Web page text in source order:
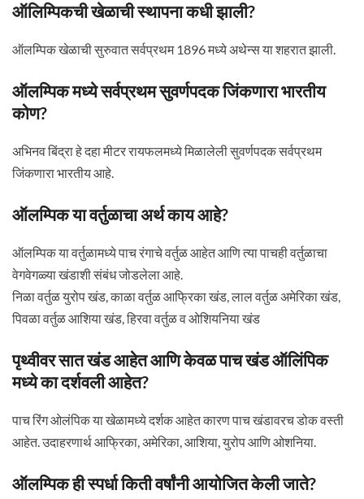
ऑलिम्पिकची खेळाची स्थापना कधी झाली?
ऑलम्पिक खेळाची सुरुवात सर्वप्रथम 1896 मध्ये अथेन्स या शहरात झाली.
ऑलम्पिक मध्ये सर्वप्रथम सुवर्णपदक जिंकणारा भारतीय
कोण?
अभिनव बिंद्रा हे दहा मीटर रायफलमध्ये मिळालेली सुवर्णपदक सर्वप्रथम
जिंकणारा भारतीय आहे.
ऑलम्पिक या वर्तुळाचा अर्थ काय आहे?
ऑलम्पिक या वर्तुळामध्ये पाच रंगाचे वर्तुळ आहेत आणि त्या पाचही वर्तुळाचा
वेगवेगळ्या खंडाशी संबंध जोडलेला आहे.
निळा वर्तुळ युरोप खंड, काळा वर्तुळ आफ्रिका खंड, लाल वर्तुळ अमेरिका खंड,
पिवळा वर्तुळ आशिया खंड, हिरवा वर्तुळ व ओशियनिया खंड
पृथ्वीवर सात खंड आहेत आणि केवळ पाच खंड ऑलिंपिक
मध्ये का दर्शवली आहेत?
पाच रिंग ओलंपिक या खेळामध्ये दर्शक आहेत कारण पाच खंडावरच डोक वस्ती
आहेत. उदाहरणार्थ आफ्रिका, अमेरिका, आशिया, युरोप आणि ओशनिया.
ऑलम्पिक ही स्पर्धा किती वर्षांनी आयोजित केली जाते?